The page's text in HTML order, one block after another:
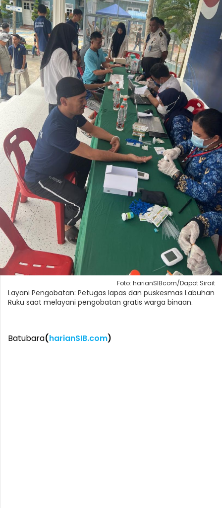
Foto: harianSIBcom/Dapot Sirait
Layani Pengobatan: Petugas lapas dan puskesmas Labuhan
Ruku saat melayani pengobatan gratis warga binaan.
Batubara(harianSIB.com)